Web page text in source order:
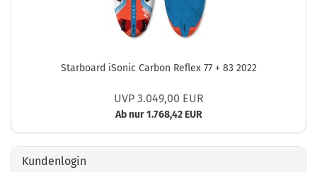
Starboard iSonic Carbon Reflex 77 + 83 2022
UVP 3.049,00 EUR
Ab nur 1.768,42 EUR
Kundenlogin